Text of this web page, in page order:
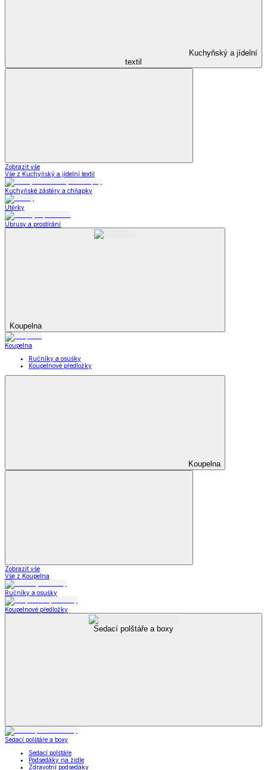
Kuchyňský a jídelní
textil
Zobrazit vše
Vše z Kuchyňský a jídelní textil
Kuchyňské zástěry a chňapky
Utěrky
Ubrusy a prostírání
Koupelna
Koupelna
Ručníky a osušky
Koupelnové předložky
Koupelna
Zobrazit vše
Vše z Koupelna
Ručníky a osušky
Koupelnové předložky
Sedací polštáře a boxy
Sedací polštáře a boxy
Sedací polštáře
Podsedáky na židle
Zdravotní podsedáky